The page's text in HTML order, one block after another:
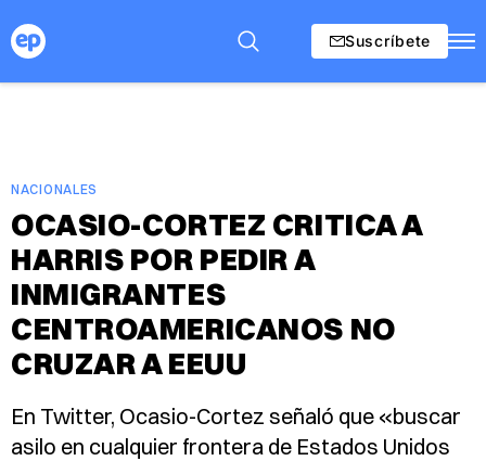
Suscríbete
NACIONALES
OCASIO-CORTEZ CRITICA A
HARRIS POR PEDIR A
INMIGRANTES
CENTROAMERICANOS NO
CRUZAR A EEUU
En Twitter, Ocasio-Cortez señaló que «buscar
asilo en cualquier frontera de Estados Unidos